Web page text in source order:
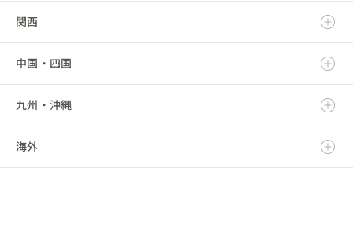
秋田県
山形県
福島県
群馬県
埼玉県
千葉県
東京都
静岡県
愛知県
三重県
新潟県
富山県
石川県
福井県
関西
滋賀県
京都府
大阪府
中国・四国
鳥取県
島根県
九州・沖縄
福岡県
海外